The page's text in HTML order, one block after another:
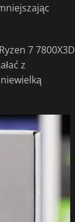
7 7800X3D
z